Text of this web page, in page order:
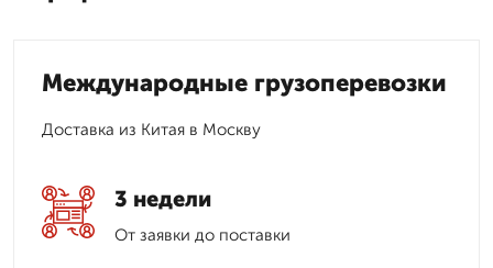
Международные грузоперевозки
Доставка из Китая в Москву
3 недели
От заявки до поставки